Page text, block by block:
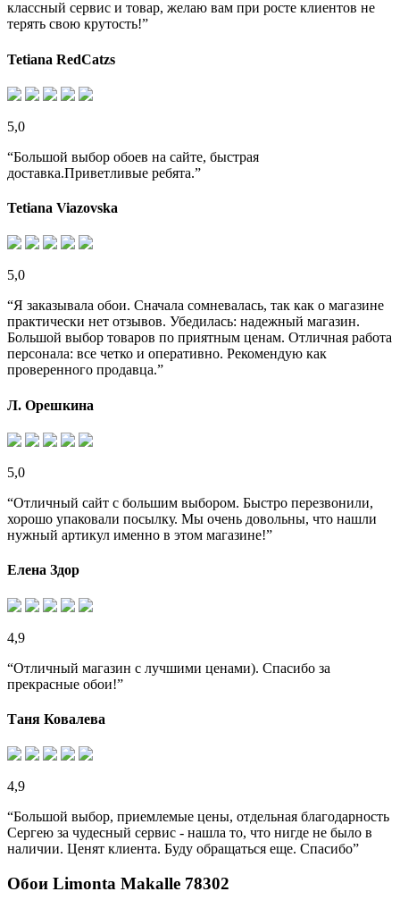
классный сервис и товар, желаю вам при росте клиентов не
терять свою крутость!”
Tetiana RedCatzs
5,0
“Большой выбор обоев на сайте, быстрая
доставка.Приветливые ребята.”
Tetiana Viazovska
5,0
“Я заказывала обои. Сначала сомневалась, так как о магазине
практически нет отзывов. Убедилась: надежный магазин.
Большой выбор товаров по приятным ценам. Отличная работа
персонала: все четко и оперативно. Рекомендую как
проверенного продавца.”
Л. Орешкина
5,0
“Отличный сайт с большим выбором. Быстро перезвонили,
хорошо упаковали посылку. Мы очень довольны, что нашли
нужный артикул именно в этом магазине!”
Елена Здор
4,9
“Отличный магазин с лучшими ценами). Спасибо за
прекрасные обои!”
Таня Ковалева
4,9
“Большой выбор, приемлемые цены, отдельная благодарность
Сергею за чудесный сервис - нашла то, что нигде не было в
наличии. Ценят клиента. Буду обращаться еще. Спасибо”
Обои Limonta Makalle 78302